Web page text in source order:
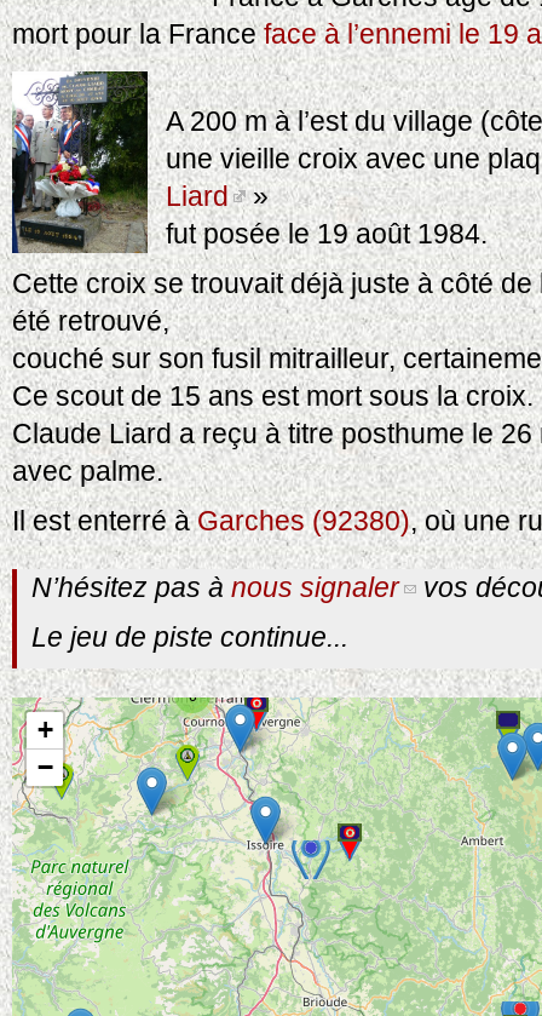
mort pour la Franceface à l’ennemi le 19
A 200 m à l’est du village
une vieille croix avec une
Liard
»
fut posée le 19 août 1984.
Cette croix se trouvait déjà juste à côté de
été retrouvé,
couché sur son fusil mitrailleur,
Ce scout de 15 ans est mort sous la croix.
Claude Liard a reçu à titre posthume le
avec palme.
Il est enterré àGarches (92380), où une
N’hésitez pas à nous signaler
vos
Le jeu de piste continue...
6
+
−